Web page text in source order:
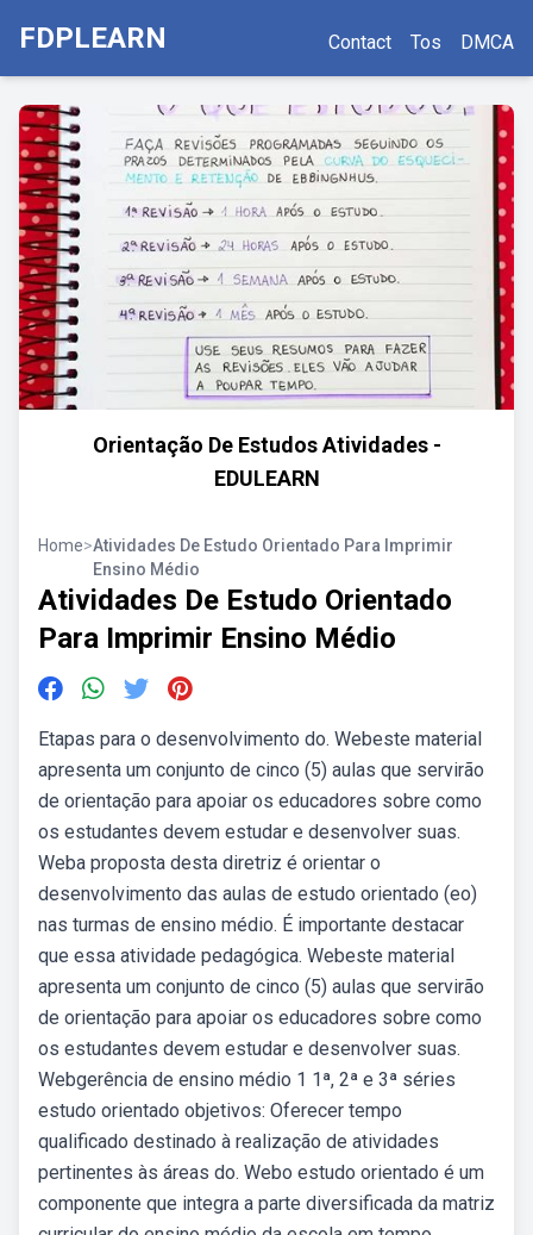
FDPLEARN Contact Tos DMCA
Orientação De Estudos Atividades -
EDULEARN
Home>Atividades De Estudo Orientado Para Imprimir
Ensino Médio
Atividades De Estudo Orientado
Para Imprimir Ensino Médio
Etapas para o desenvolvimento do. Webeste material
apresenta um conjunto de cinco (5) aulas que servirão
de orientação para apoiar os educadores sobre como
os estudantes devem estudar e desenvolver suas.
Weba proposta desta diretriz é orientar o
desenvolvimento das aulas de estudo orientado (eo)
nas turmas de ensino médio. É importante destacar
que essa atividade pedagógica. Webeste material
apresenta um conjunto de cinco (5) aulas que servirão
de orientação para apoiar os educadores sobre como
os estudantes devem estudar e desenvolver suas.
Webgerência de ensino médio 1 1ª, 2ª e 3ª séries
estudo orientado objetivos: Oferecer tempo
qualificado destinado à realização de atividades
pertinentes às áreas do. Webo estudo orientado é um
componente que integra a parte diversificada da matriz